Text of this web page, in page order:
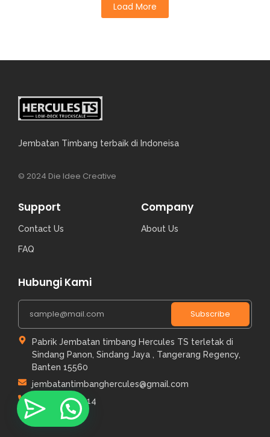
Load More
Jembatan Timbang terbaik di Indoneisa
© 2024 Die Idee Creative
Support
Contact Us
FAQ
Company
About Us
Hubungi Kami
Subscribe
Pabrik Jembatan timbang Hercules TS terletak di
Sindang Panon, Sindang Jaya , Tangerang Regency,
Banten 15560
jembatantimbanghercules@gmail.com
+6281112111414